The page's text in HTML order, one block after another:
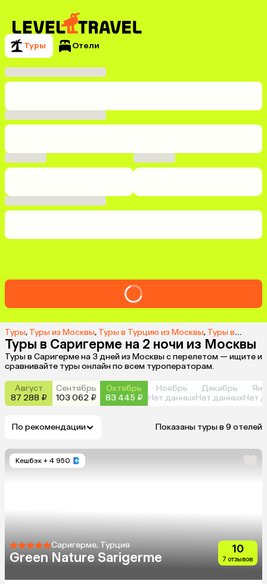
Туры Отели
Туры, Туры из Москвы, Туры в Турцию из Москвы, Туры в Саригерме из Москвы
Туры в Саригерме на 2 ночи из Москвы
Туры в Саригерме на 3 дней из Москвы с перелетом — ищите и
сравнивайте туры онлайн по всем туроператорам.
Август
87 288 ₽
Сентябрь
103 062 ₽
Октябрь
83 445 ₽
Ноябрь
Нет данных
Декабрь
Нет данныхНет
По рекомендации Показаны туры в 9 отелей
Кешбэк + 4 950
Саригерме, Турция
Green Nature Sarigerme
10
7 отзывов